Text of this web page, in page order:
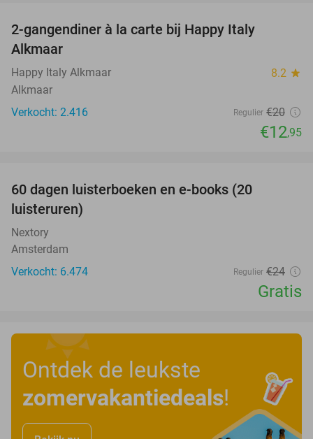
2-gangendiner à la carte bij Happy Italy
Alkmaar
Happy Italy Alkmaar 8.2 star
Alkmaar
Verkocht: 2.416
Regulier €20
€12,95
60 dagen luisterboeken en e-books (20
luisteruren)
Nextory
Amsterdam
Verkocht: 6.474
Regulier €24
Gratis
Ontdek de leukste
zomervakantiedeals!